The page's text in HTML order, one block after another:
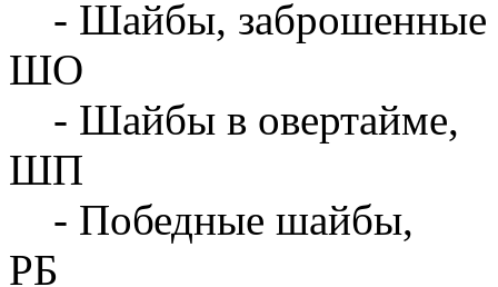
- Шайбы, заброшенные
ШО
- Шайбы в овертайме,
ШП
- Победные шайбы,
РБ